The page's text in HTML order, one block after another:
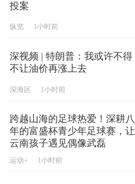
投案
纵览 1小时前
深视频 | 特朗普：我或许不得
不让油价再涨上去
深海区 1小时前
跨越山海的足球热爱！深耕八
年的富盛杯青少年足球赛，让
云南孩子遇见偶像武磊
运动+ 1小时前